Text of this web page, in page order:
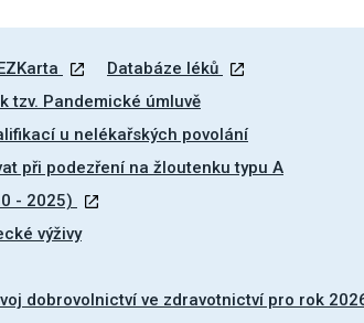
EZKarta
Databáze léků
tzv. Pandemické úmluvě
u nelékařských povolání
při podezření na žloutenku typu A
- 2025)
výživy
dobrovolnictví ve zdravotnictví pro rok